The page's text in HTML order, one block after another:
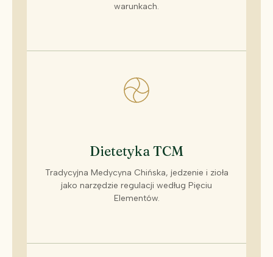
warunkach.
Dietetyka TCM
Tradycyjna Medycyna Chińska, jedzenie i zioła
jako narzędzie regulacji według Pięciu
Elementów.